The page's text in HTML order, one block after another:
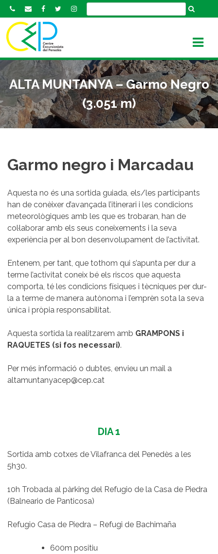
k
o
c
o
n
t
e
ALTA MUNTANYA – Garmo Negro
(3.051 m)
Garmo negro i Marcadau
Aquesta no és una sortida guiada, els/les participants
han de conèixer d’avançada l’itinerari i les condicions
meteorològiques amb les que es trobaran, han de
col·laborar amb els seus coneixements i la seva
experiència per al bon desenvolupament de l’activitat.
Entenem, per tant, que tothom qui s’apunta per dur a
terme l’activitat coneix bé els riscos que aquesta
comporta, té les condicions físiques i tècniques per dur-
la a terme de manera autònoma i l’emprèn sota la seva
única i pròpia responsabilitat.
Aquesta sortida la realitzarem amb GRAMPONS i
RAQUETES (si fos necessari).
Per més informació o dubtes, envieu un mail a
altamuntanyacep@cep.cat
DIA 1
Sortida amb cotxes de Vilafranca del Penedès a les
5h30.
10h Trobada al pàrking del Refugio de la Casa de Piedra
(Balneario de Panticosa)
Refugio Casa de Piedra – Refugi de Bachimaña
600m positiu